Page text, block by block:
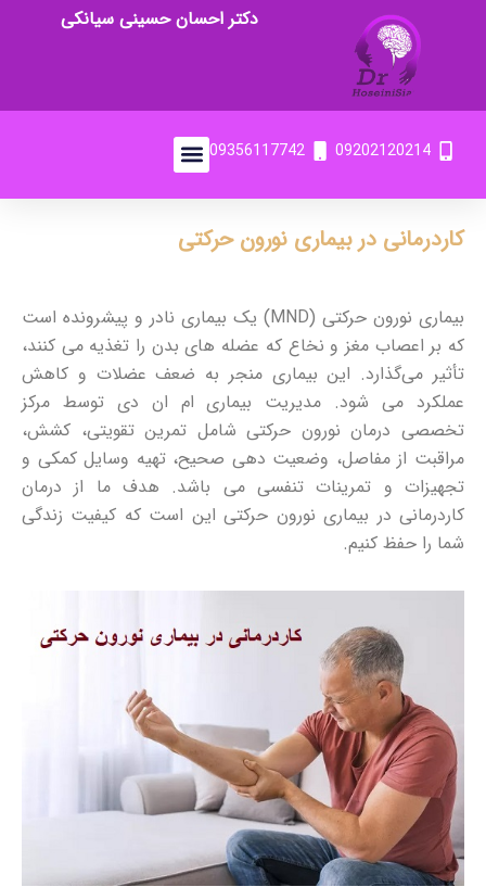
دکتر احسان حسینی سیانکی
09202120214
09356117742
کاردرمانی در بیماری نورون حرکتی
بیماری نورون حرکتی (MND) یک بیماری نادر و پیشرونده است
که بر اعصاب مغز و نخاع که عضله های بدن را تغذیه می کنند،
تأثیر می‌گذارد. این بیماری منجر به ضعف عضلات و کاهش
عملکرد می شود. مدیریت بیماری ام ان دی توسط مرکز
تخصصی درمان نورون حرکتی شامل تمرین تقویتی، کشش،
مراقبت از مفاصل، وضعیت دهی صحیح، تهیه وسایل کمکی و
تجهیزات و تمرینات تنفسی می باشد. هدف ما از درمان
کاردرمانی در بیماری نورون حرکتی این است که کیفیت زندگی
شما را حفظ کنیم.